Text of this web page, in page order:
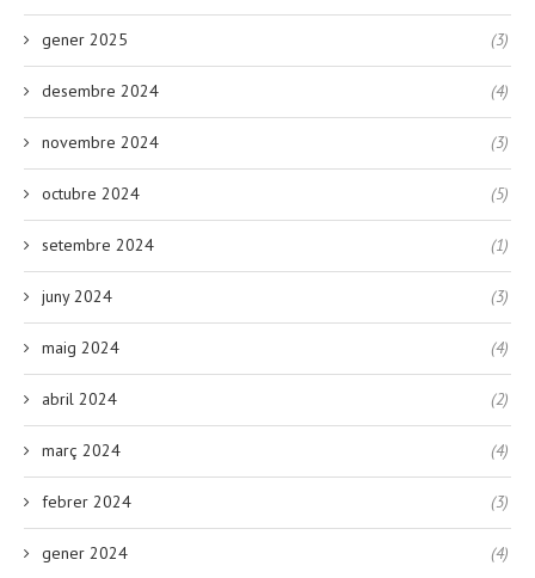
gener 2025 (3)
desembre 2024 (4)
novembre 2024 (3)
octubre 2024 (5)
setembre 2024 (1)
juny 2024 (3)
maig 2024 (4)
abril 2024 (2)
març 2024 (4)
febrer 2024 (3)
gener 2024 (4)